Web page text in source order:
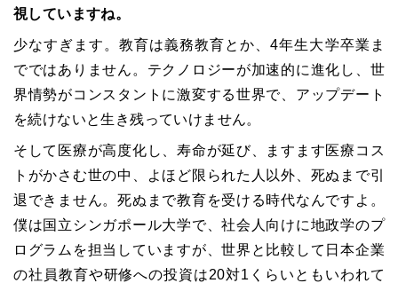
視していますね。
少なすぎます。教育は義務教育とか、4年生大学卒業ま
でではありません。テクノロジーが加速的に進化し、世
界情勢がコンスタントに激変する世界で、アップデート
を続けないと生き残っていけません。
そして医療が高度化し、寿命が延び、ますます医療コス
トがかさむ世の中、よほど限られた人以外、死ぬまで引
退できません。死ぬまで教育を受ける時代なんですよ。
僕は国立シンガポール大学で、社会人向けに地政学のプ
ログラムを担当していますが、世界と比較して日本企業
の社員教育や研修への投資は20対1くらいともいわれて